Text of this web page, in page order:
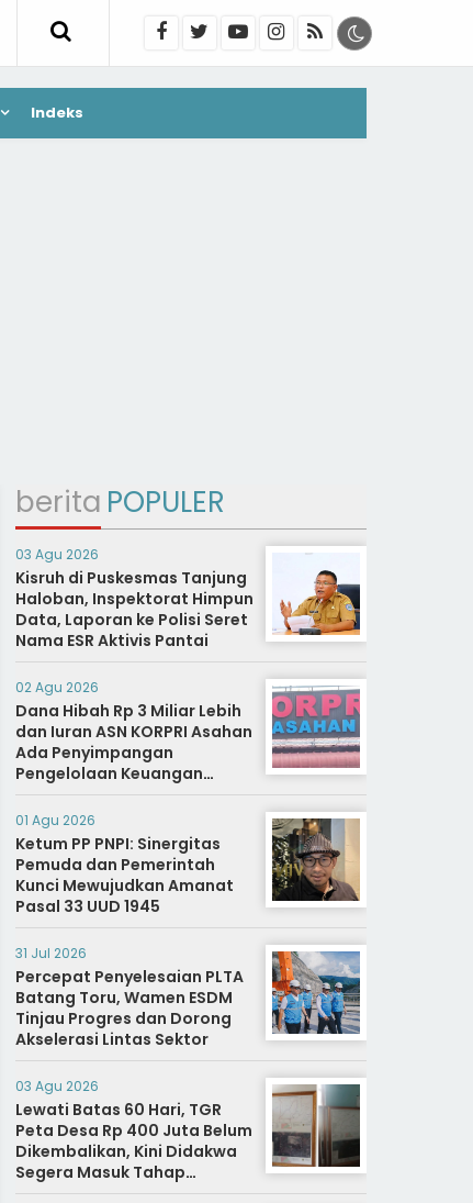
Indeks
berita POPULER
03 Agu 2026
Kisruh di Puskesmas Tanjung
Haloban, Inspektorat Himpun
Data, Laporan ke Polisi Seret
Nama ESR Aktivis Pantai
02 Agu 2026
Dana Hibah Rp 3 Miliar Lebih
dan Iuran ASN KORPRI Asahan
Ada Penyimpangan
Pengelolaan Keuangan
Dipertanyakan, Aparat
Diminta Segera Usut
01 Agu 2026
Ketum PP PNPI: Sinergitas
Pemuda dan Pemerintah
Kunci Mewujudkan Amanat
Pasal 33 UUD 1945
31 Jul 2026
Percepat Penyelesaian PLTA
Batang Toru, Wamen ESDM
Tinjau Progres dan Dorong
Akselerasi Lintas Sektor
03 Agu 2026
Lewati Batas 60 Hari, TGR
Peta Desa Rp 400 Juta Belum
Dikembalikan, Kini Didakwa
Segera Masuk Tahap
Penyidikan